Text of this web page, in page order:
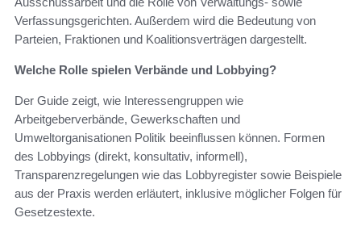
Verfassungsgerichten. Außerdem wird die Bedeutung von
Parteien, Fraktionen und Koalitionsverträgen dargestellt.
Welche Rolle spielen Verbände und Lobbying?
Der Guide zeigt, wie Interessengruppen wie
Arbeitgeberverbände, Gewerkschaften und
Umweltorganisationen Politik beeinflussen können. Formen
des Lobbyings (direkt, konsultativ, informell),
Transparenzregelungen wie das Lobbyregister sowie Beispiele
aus der Praxis werden erläutert, inklusive möglicher Folgen für
Gesetzestexte.